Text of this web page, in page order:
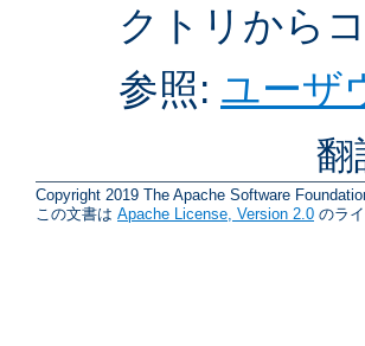
クトリから
参照: ユーザ
翻
Copyright 2019 The Apache Software
この文書は Apache License, Version 2.0 のラ